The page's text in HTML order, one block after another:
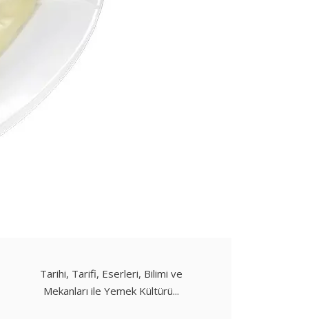
Tarihi, Tarifi, Eserleri, Bilimi ve
Mekanları ile Yemek Kültürü...